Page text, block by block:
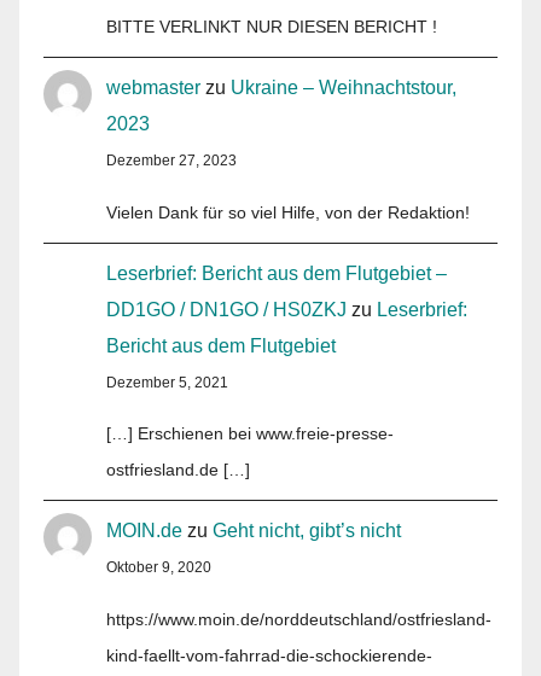
BITTE VERLINKT NUR DIESEN BERICHT !
webmaster zu Ukraine – Weihnachtstour,
2023
Dezember 27, 2023
Vielen Dank für so viel Hilfe, von der Redaktion!
Leserbrief: Bericht aus dem Flutgebiet –
DD1GO / DN1GO / HS0ZKJ zu Leserbrief:
Bericht aus dem Flutgebiet
Dezember 5, 2021
[…] Erschienen bei www.freie-presse-
ostfriesland.de […]
MOIN.de zu Geht nicht, gibt’s nicht
Oktober 9, 2020
https://www.moin.de/norddeutschland/ostfriesland-
kind-faellt-vom-fahrrad-die-schockierende-